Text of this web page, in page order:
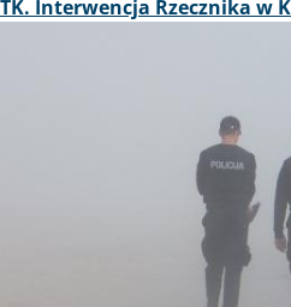
TK. Interwencja Rzecznika w